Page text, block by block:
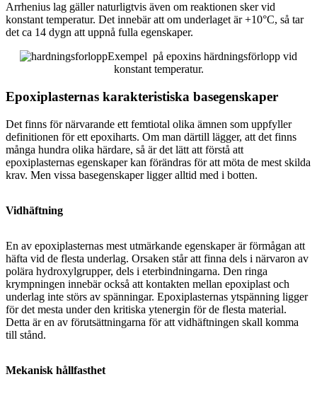
Arrhenius lag gäller naturligtvis även om reaktionen sker vid
konstant temperatur. Det innebär att om underlaget är +10°C, så tar
det ca 14 dygn att uppnå fulla egenskaper.
Exempel på epoxins härdningsförlopp vid
konstant temperatur.
Epoxiplasternas karakteristiska basegenskaper
Det finns för närvarande ett femtiotal olika ämnen som uppfyller
definitionen för ett epoxiharts. Om man därtill lägger, att det finns
många hundra olika härdare, så är det lätt att förstå att
epoxiplasternas egenskaper kan förändras för att möta de mest skilda
krav. Men vissa basegenskaper ligger alltid med i botten.
Vidhäftning
En av epoxiplasternas mest utmärkande egenskaper är förmågan att
häfta vid de flesta underlag. Orsaken står att finna dels i närvaron av
polära hydroxylgrupper, dels i eterbindningarna. Den ringa
krympningen innebär också att kontakten mellan epoxiplast och
underlag inte störs av spänningar. Epoxiplasternas ytspänning ligger
för det mesta under den kritiska ytenergin för de flesta material.
Detta är en av förutsättningarna för att vidhäftningen skall komma
till stånd.
Mekanisk hållfasthet